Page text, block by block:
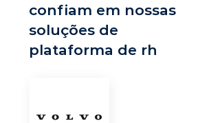
confiam em nossas
soluções de
plataforma de rh